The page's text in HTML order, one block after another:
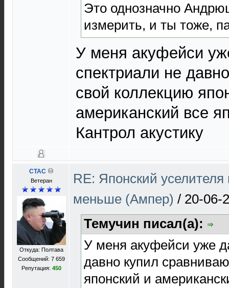
Это однозначно
измерить, и ты тоже,
У меня акуфейси
спектриали не
свой коллекцию
американский все
Кантрол акустику
CTAC
Ветеран
Откуда: Полтава
Сообщений: 7 659
Репутация: 450
RE: Японский
меньше (Ампер) / 20-06-
Темучин писал(а):
У меня акуфейси уже
давно купил
японский и